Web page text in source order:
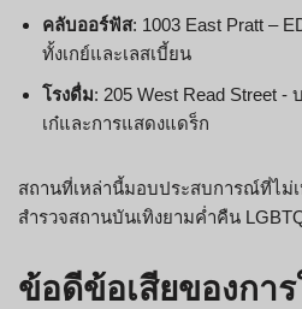
คลับออร์ฟัส: 1003 East Pratt –
ทั้งเกย์และเลสเบี้ยน
โรงดื่ม: 205 West Read Street
เก๋และการแสดงแดร็ก
สถานที่เหล่านี้มอบประสบการณ์ที่ไม่
สำรวจสถานบันเทิงยามค่ำคืน
ข้อดีข้อเสียของกา